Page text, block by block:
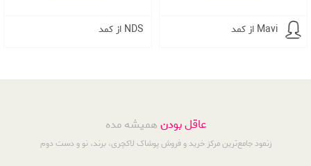
از کمد Mavi از کمد NDS
عاقل بودنهمیشه مده
زنمود جامع‌ترین مرکز خرید و فروش پوشاک لاکچری، برند، نو و دست دوم